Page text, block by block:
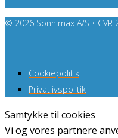
© 2026 Sonnimax A/S • CVR
Cookiepolitik
Privatlivspolitik
Samtykke til cookies
Vi og vores partnere